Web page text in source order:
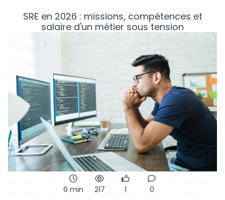
SRE en 2026 : missions, compétences et
salaire d'un métier sous tension
6 min 217 1 0